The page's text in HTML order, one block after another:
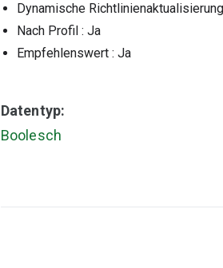
Dynamische Richtlinienaktualisierung
Nach Profil : Ja
Empfehlenswert : Ja
Datentyp:
Boolesch